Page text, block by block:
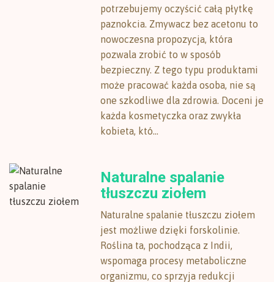
potrzebujemy oczyścić całą płytkę
paznokcia. Zmywacz bez acetonu to
nowoczesna propozycja, która
pozwala zrobić to w sposób
bezpieczny. Z tego typu produktami
może pracować każda osoba, nie są
one szkodliwe dla zdrowia. Doceni je
każda kosmetyczka oraz zwykła
kobieta, któ...
Naturalne spalanie
tłuszczu ziołem
Naturalne spalanie tłuszczu ziołem
jest możliwe dzięki forskolinie.
Roślina ta, pochodząca z Indii,
wspomaga procesy metaboliczne
organizmu, co sprzyja redukcji